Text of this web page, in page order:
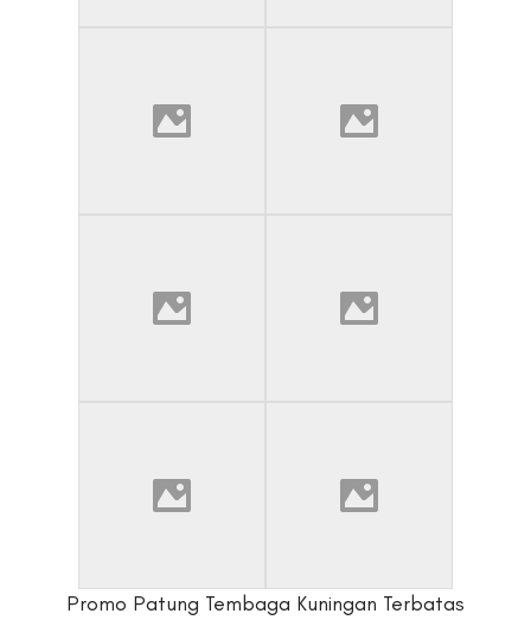
Promo Patung Tembaga Kuningan Terbatas